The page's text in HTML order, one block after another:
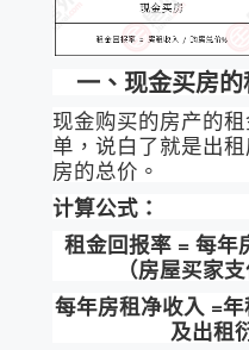
一、 现金买房
现金购买的房产的
单，说白了就是出
房的总价。
计算公式：
租金回报率 =每年
（房屋买家
每年房租净收入 =
及出租